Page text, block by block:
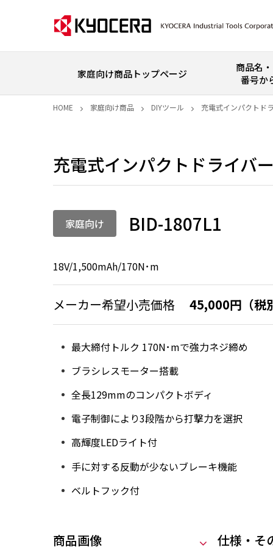
家庭向け商品トップページ
商品名
番号か
HOME 家庭向け商品 DIYツール 充電式インパクトド
充電式インパクトドライバ
家庭向け BID-1807L1
18V/1,500mAh/170N･m
メーカー希望小売価格 45,000円（税
最大締付トルク 170N･mで強力ネジ締め
ブラシレスモーター搭載
全長129mmのコンパクトボディ
電子制御により3段階から打撃力を選択
高輝度LEDライト付
手に対する反動が少ないブレーキ機能
ベルトフック付
商品画像 仕様・そ